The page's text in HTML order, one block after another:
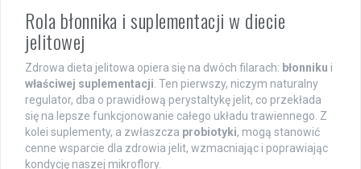
Rola błonnika i suplementacji w diecie
jelitowej
Zdrowa dieta jelitowa opiera się na dwóch filarach: błonniku i
właściwej suplementacji. Ten pierwszy, niczym naturalny
regulator, dba o prawidłową perystaltykę jelit, co przekłada
się na lepsze funkcjonowanie całego układu trawiennego. Z
kolei suplementy, a zwłaszcza probiotyki, mogą stanowić
cenne wsparcie dla zdrowia jelit, wzmacniając i poprawiając
kondycję naszej mikroflory.